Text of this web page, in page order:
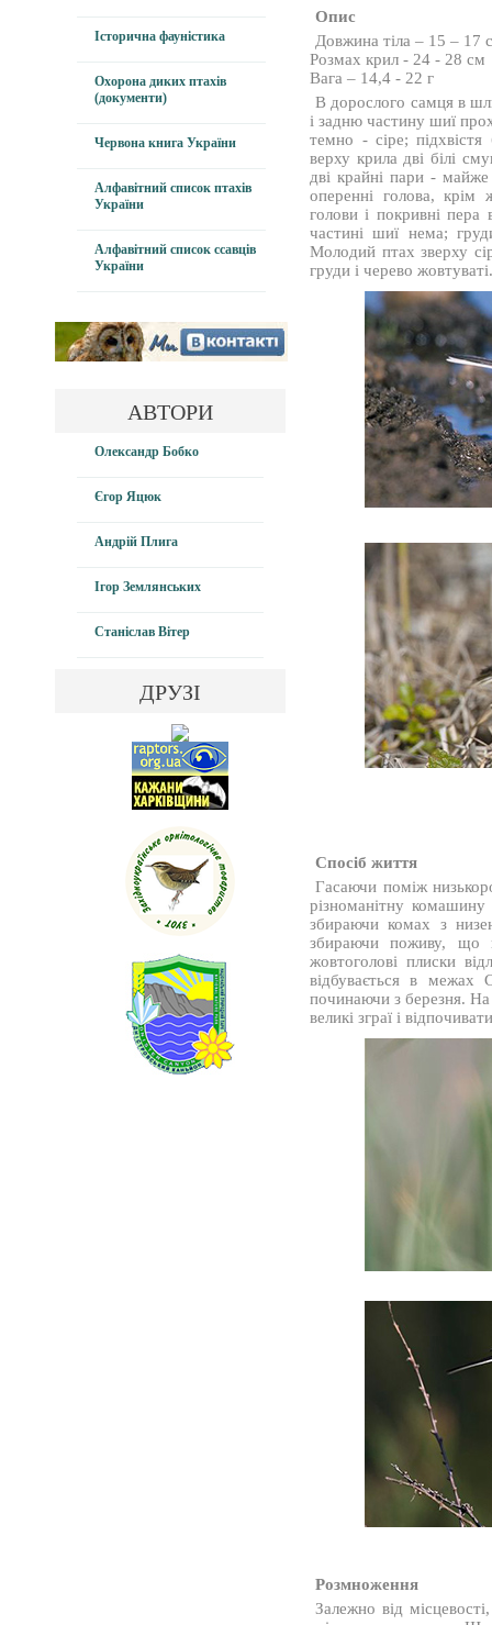
Історична фауністика
Охорона диких птахів
(документи)
Червона книга України
Алфавітний список птахів
України
Алфавітний список ссавців
України
АВТОРИ
Олександр Бобко
Єгор Яцюк
Андрій Плига
Ігор Землянських
Станіслав Вітер
ДРУЗІ
Опис
Довжина тіла – 15 – 17
Розмах крил - 24 - 28 см
Вага – 14,4 - 22 г
В дорослого самця в
і задню частину шиї
темно - сіре;
верху крила дві білі
дві крайні пари -
оперенні голова, крім
голови і покривні пера
частині шиї нема;
Молодий птах зверху
груди і черево
Спосіб життя
Гасаючи поміж
різноманітну
збираючи комах з
збираючи поживу, що
жовтоголові плиски
відбувається в межах
починаючи з березня.
великі зграї і
Розмноження
Залежно від